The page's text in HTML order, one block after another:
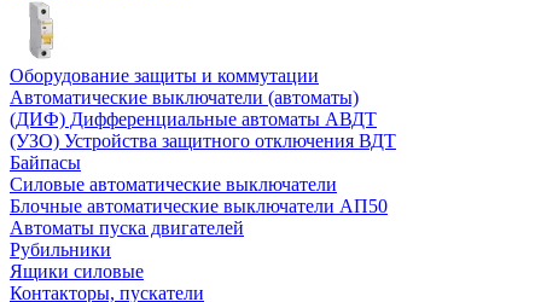
Оборудование защиты и коммутации
Автоматические выключатели (автоматы)
(ДИФ) Дифференциальные автоматы АВДТ
(УЗО) Устройства защитного отключения ВДТ
Байпасы
Силовые автоматические выключатели
Блочные автоматические выключатели АП50
Автоматы пуска двигателей
Рубильники
Ящики силовые
Контакторы, пускатели